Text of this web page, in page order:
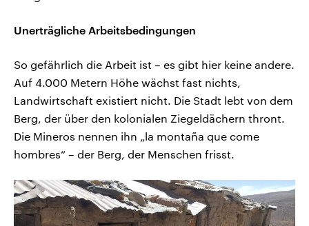
Unerträgliche Arbeitsbedingungen
So gefährlich die Arbeit ist – es gibt hier keine andere.
Auf 4.000 Metern Höhe wächst fast nichts,
Landwirtschaft existiert nicht. Die Stadt lebt von dem
Berg, der über den kolonialen Ziegeldächern thront.
Die Mineros nennen ihn „la montaña que come
hombres“ – der Berg, der Menschen frisst.